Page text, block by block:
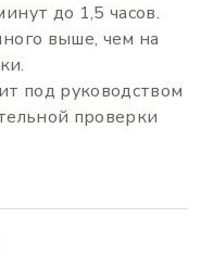
до 1,5 часов.
выше, чем на
под руководством
проверки